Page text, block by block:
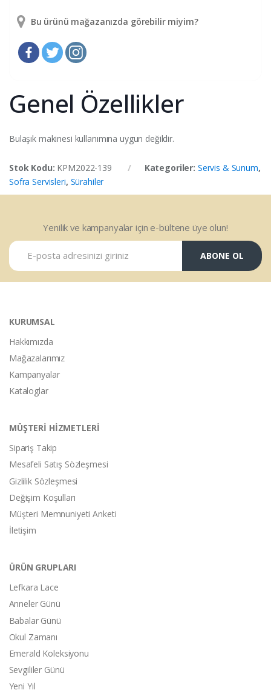
Bu ürünü mağazanızda görebilir miyim?
Genel Özellikler
Bulaşık makinesi kullanımına uygun değildir.
Stok Kodu: KPM2022-139 Kategoriler: Servis & Sunum,
Sofra Servisleri, Sürahiler
Yenilik ve kampanyalar için e-bültene üye olun!
ABONE OL
KURUMSAL
Hakkımızda
Mağazalarımız
Kampanyalar
Kataloglar
MÜŞTERİ HİZMETLERİ
Sipariş Takip
Mesafeli Satış Sözleşmesi
Gizlilik Sözleşmesi
Değişim Koşulları
Müşteri Memnuniyeti Anketi
İletişim
ÜRÜN GRUPLARI
Lefkara Lace
Anneler Günü
Babalar Günü
Okul Zamanı
Emerald Koleksiyonu
Sevgililer Günü
Yeni Yıl